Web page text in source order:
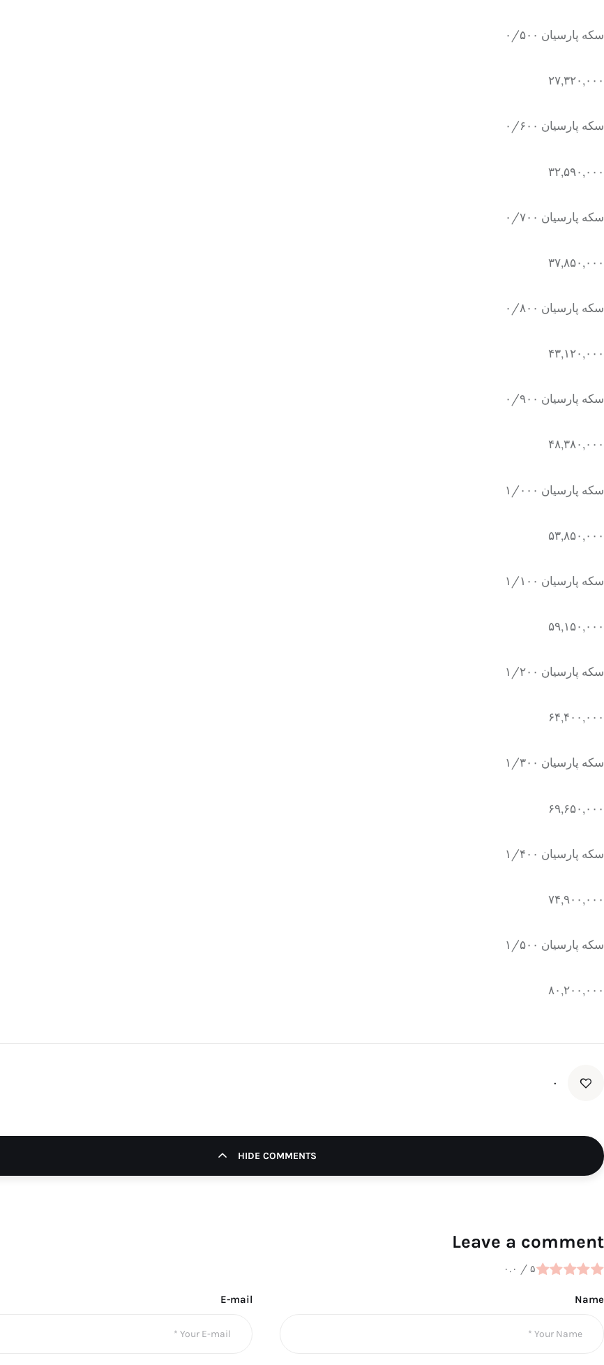
سکه پارسیان ۰/۵۰۰
۲۷,۳۲۰,۰۰۰
سکه پارسیان ۰/۶۰۰
۳۲,۵۹۰,۰۰۰
سکه پارسیان ۰/۷۰۰
۳۷,۸۵۰,۰۰۰
سکه پارسیان ۰/۸۰۰
۴۳,۱۲۰,۰۰۰
سکه پارسیان ۰/۹۰۰
۴۸,۳۸۰,۰۰۰
سکه پارسیان ۱/۰۰۰
۵۳,۸۵۰,۰۰۰
سکه پارسیان ۱/۱۰۰
۵۹,۱۵۰,۰۰۰
سکه پارسیان ۱/۲۰۰
۶۴,۴۰۰,۰۰۰
سکه پارسیان ۱/۳۰۰
۶۹,۶۵۰,۰۰۰
سکه پارسیان ۱/۴۰۰
۷۴,۹۰۰,۰۰۰
سکه پارسیان ۱/۵۰۰
۸۰,۲۰۰,۰۰۰
۰
HIDE COMMENTS
Leave a comment
۰.۰ / ۵
Name
E-mail